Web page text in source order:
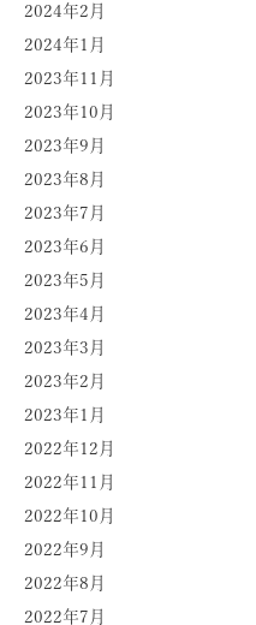
2024年2月
2024年1月
2023年11月
2023年10月
2023年9月
2023年8月
2023年7月
2023年6月
2023年5月
2023年4月
2023年3月
2023年2月
2023年1月
2022年12月
2022年11月
2022年10月
2022年9月
2022年8月
2022年7月